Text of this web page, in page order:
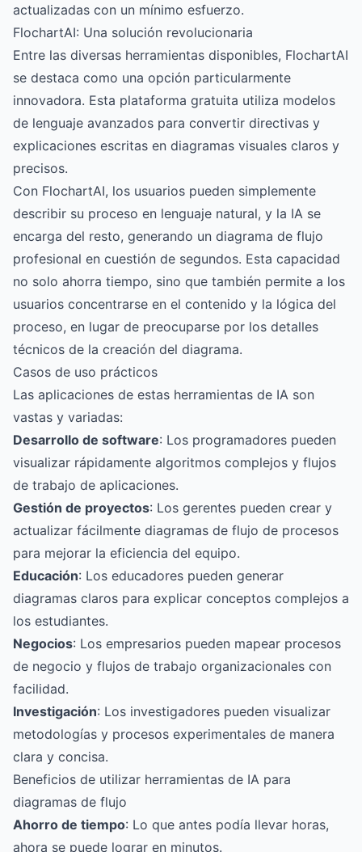
actualizadas con un mínimo esfuerzo.
FlochartAI: Una solución revolucionaria
Entre las diversas herramientas disponibles, FlochartAI
se destaca como una opción particularmente
innovadora. Esta plataforma gratuita utiliza modelos
de lenguaje avanzados para convertir directivas y
explicaciones escritas en diagramas visuales claros y
precisos.
Con FlochartAI, los usuarios pueden simplemente
describir su proceso en lenguaje natural, y la IA se
encarga del resto, generando un diagrama de flujo
profesional en cuestión de segundos. Esta capacidad
no solo ahorra tiempo, sino que también permite a los
usuarios concentrarse en el contenido y la lógica del
proceso, en lugar de preocuparse por los detalles
técnicos de la creación del diagrama.
Casos de uso prácticos
Las aplicaciones de estas herramientas de IA son
vastas y variadas:
Desarrollo de software: Los programadores pueden
visualizar rápidamente algoritmos complejos y flujos
de trabajo de aplicaciones.
Gestión de proyectos: Los gerentes pueden crear y
actualizar fácilmente diagramas de flujo de procesos
para mejorar la eficiencia del equipo.
Educación: Los educadores pueden generar
diagramas claros para explicar conceptos complejos a
los estudiantes.
Negocios: Los empresarios pueden mapear procesos
de negocio y flujos de trabajo organizacionales con
facilidad.
Investigación: Los investigadores pueden visualizar
metodologías y procesos experimentales de manera
clara y concisa.
Beneficios de utilizar herramientas de IA para
diagramas de flujo
Ahorro de tiempo: Lo que antes podía llevar horas,
ahora se puede lograr en minutos.